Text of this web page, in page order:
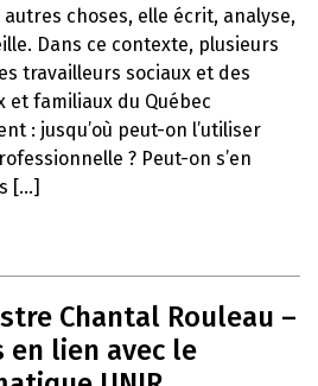
choses, elle écrit, analyse,
Dans ce contexte, plusieurs
travailleurs sociaux et des
et familiaux du Québec
: jusqu’où peut-on l’utiliser
? Peut-on s’en
[...]
Chantal Rouleau –
en lien avec le